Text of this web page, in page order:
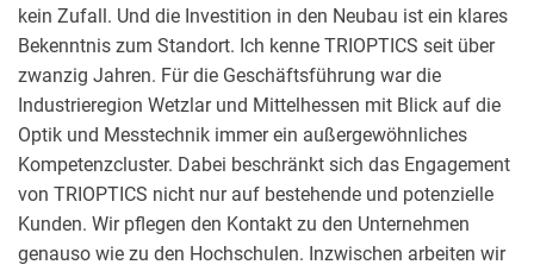
kein Zufall. Und die Investition in den Neubau ist ein klares
Bekenntnis zum Standort. Ich kenne TRIOPTICS seit über
zwanzig Jahren. Für die Geschäftsführung war die
Industrieregion Wetzlar und Mittelhessen mit Blick auf die
Optik und Messtechnik immer ein außergewöhnliches
Kompetenzcluster. Dabei beschränkt sich das Engagement
von TRIOPTICS nicht nur auf bestehende und potenzielle
Kunden. Wir pflegen den Kontakt zu den Unternehmen
genauso wie zu den Hochschulen. Inzwischen arbeiten wir